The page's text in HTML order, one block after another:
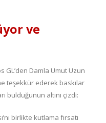
ve
GL’den Damla Umut Uzun
teşekkür ederek baskılar
bulduğunun altını çizdi:
birlikte kutlama fırsatı